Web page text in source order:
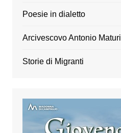
Poesie in dialetto
Arcivescovo Antonio Maturi
Storie di Migranti